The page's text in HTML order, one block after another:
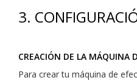
3.
CREACIÓN DE LA MÁQUINA
Para crear tu máquina de